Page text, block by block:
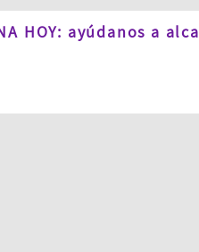
HOY: ayúdanos a